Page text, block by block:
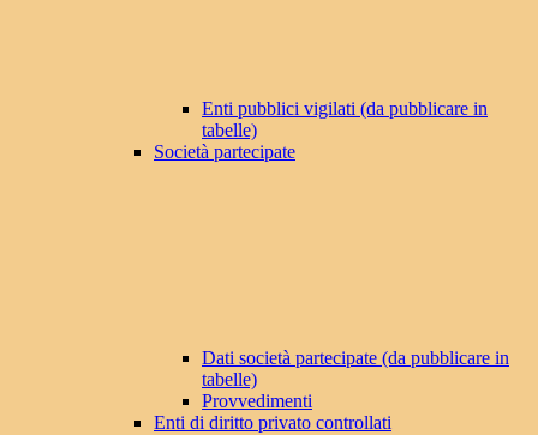
Enti pubblici vigilati (da pubblicare in
tabelle)
Società partecipate
Dati società partecipate (da pubblicare in
tabelle)
Provvedimenti
Enti di diritto privato controllati